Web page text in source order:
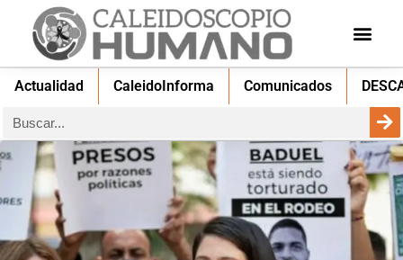
Actualidad CaleidoInforma Comunicados